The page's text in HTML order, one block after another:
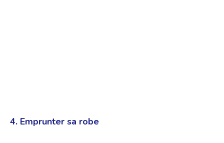
4. Emprunter sa robe